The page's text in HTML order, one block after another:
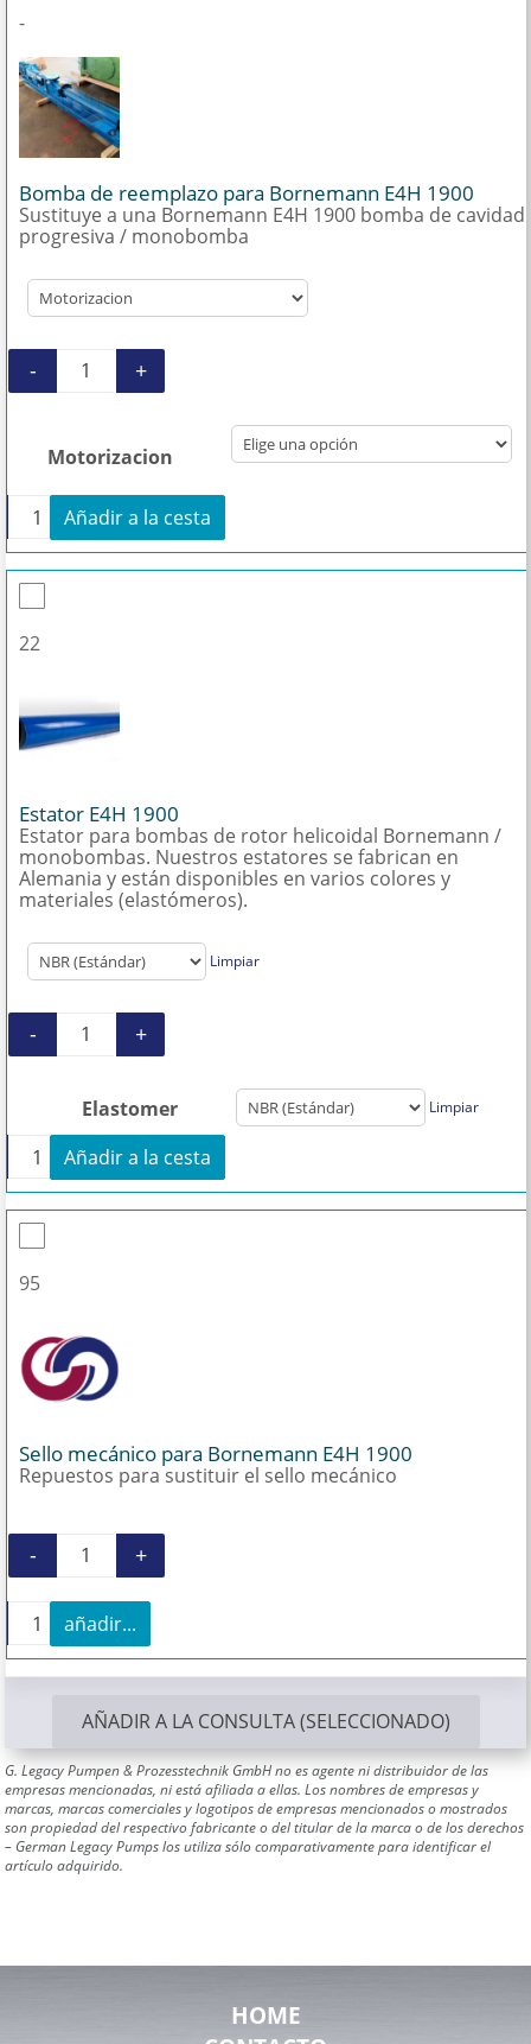
-
Bomba de reemplazo para Bornemann E4H 1900
Sustituye a una Bornemann E4H 1900 bomba de cavidad
progresiva / monobomba
Bomba de reemplazo para Bornemann E4H
- +
Motorizacion
Bomba de reemplazo para Bornemann E4H 1900
+
Añadir a la cesta
22
Estator E4H 1900
Estator para bombas de rotor helicoidal Bornemann /
monobombas. Nuestros estatores se fabrican en
Alemania y están disponibles en varios colores y
materiales (elastómeros).
Limpiar
Estator E4H 1900 cantidad
- +
Elastomer Limpiar
Estator E4H 1900 cantidad
+
Añadir a la cesta
95
Sello mecánico para Bornemann E4H 1900
Repuestos para sustituir el sello mecánico
Sello mecánico para Bornemann E4H 1900
- +
Sello mecánico para Bornemann E4H 1900 cantidad
+
añadir...
AÑADIR A LA CONSULTA (SELECCIONADO)
G. Legacy Pumpen & Prozesstechnik GmbH no es agente ni distribuidor de las
empresas mencionadas, ni está afiliada a ellas. Los nombres de empresas y
marcas, marcas comerciales y logotipos de empresas mencionados o mostrados
son propiedad del respectivo fabricante o del titular de la marca o de los derechos
– German Legacy Pumps los utiliza sólo comparativamente para identificar el
artículo adquirido.
HOME